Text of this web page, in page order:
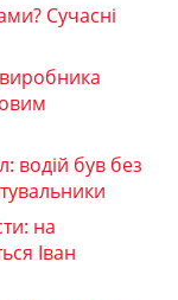
Сучасні
водій був без
на
Іван